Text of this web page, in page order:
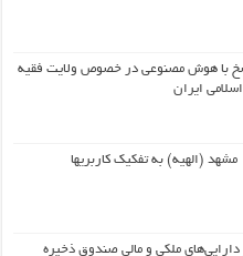
با هوش مصنوعی در خصوص ولایت فقیه
ایران
دارایی‌های ملکی و مالی صندوق ذخیره